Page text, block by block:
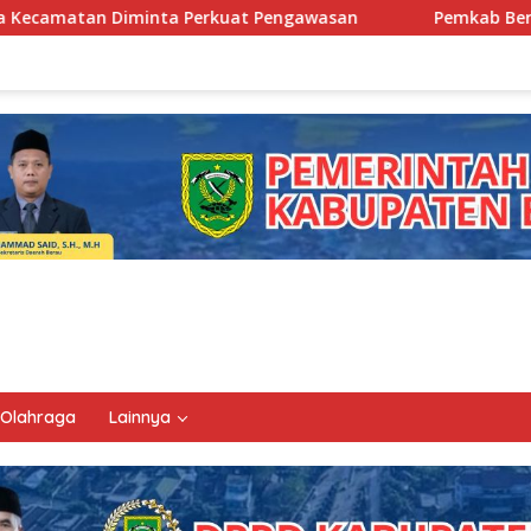
Pengawasan Pemkab Berau Siapkan Regenerasi
Olahraga Lainnya